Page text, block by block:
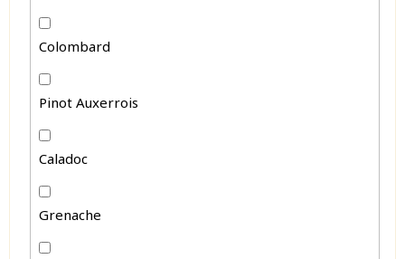
Colombard
Pinot Auxerrois
Caladoc
Grenache